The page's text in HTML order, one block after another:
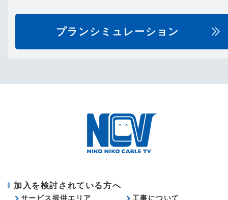
プランシミュレーション
加入を検討されている方へ
サービス提供エリア 工事について